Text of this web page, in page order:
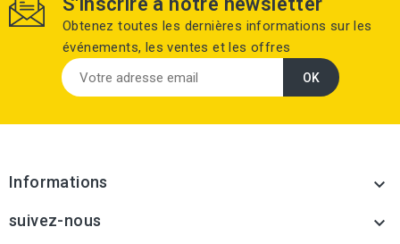
Obtenez toutes les dernières informations sur les
événements, les ventes et les offres
Informations 
suivez-nous 